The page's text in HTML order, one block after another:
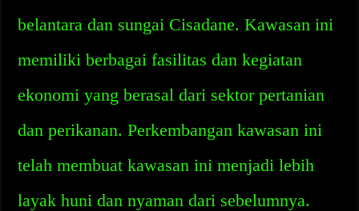
belantara dan sungai Cisadane. Kawasan ini
memiliki berbagai fasilitas dan kegiatan
ekonomi yang berasal dari sektor pertanian
dan perikanan. Perkembangan kawasan ini
telah membuat kawasan ini menjadi lebih
layak huni dan nyaman dari sebelumnya.